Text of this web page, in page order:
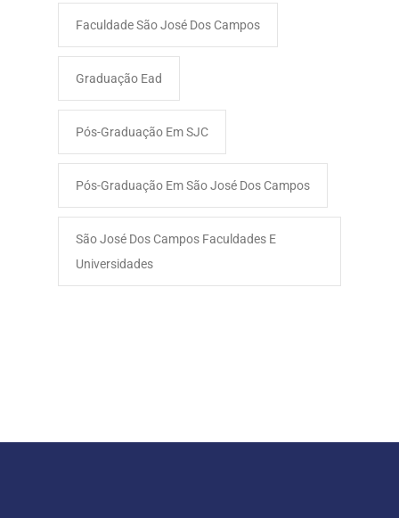
Faculdade São José Dos Campos​
Graduação Ead
Pós-Graduação Em SJC
Pós-Graduação Em São José Dos Campos
São José Dos Campos Faculdades E
Universidades